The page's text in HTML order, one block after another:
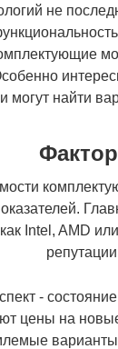
не
могут найти
Intel, AMD
-
цены на